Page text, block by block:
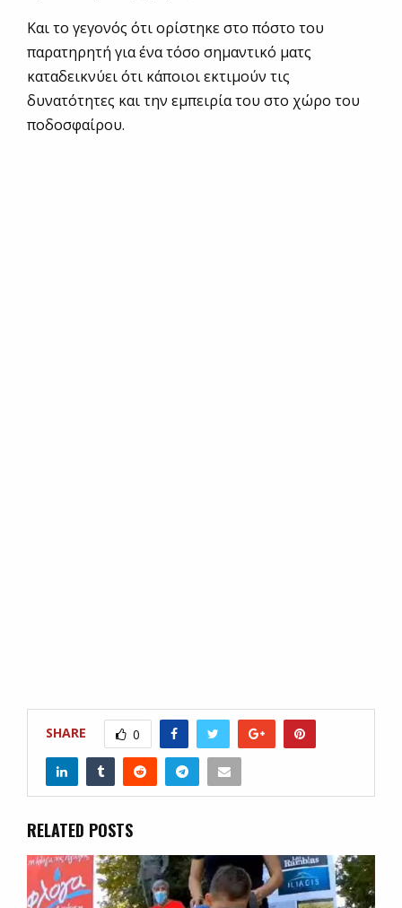
Και το γεγονός ότι ορίστηκε στο πόστο του
παρατηρητή για ένα τόσο σημαντικό ματς
καταδεικνύει ότι κάποιοι εκτιμούν τις
δυνατότητες και την εμπειρία του στο χώρο του
ποδοσφαίρου.
SHARE 0
RELATED POSTS